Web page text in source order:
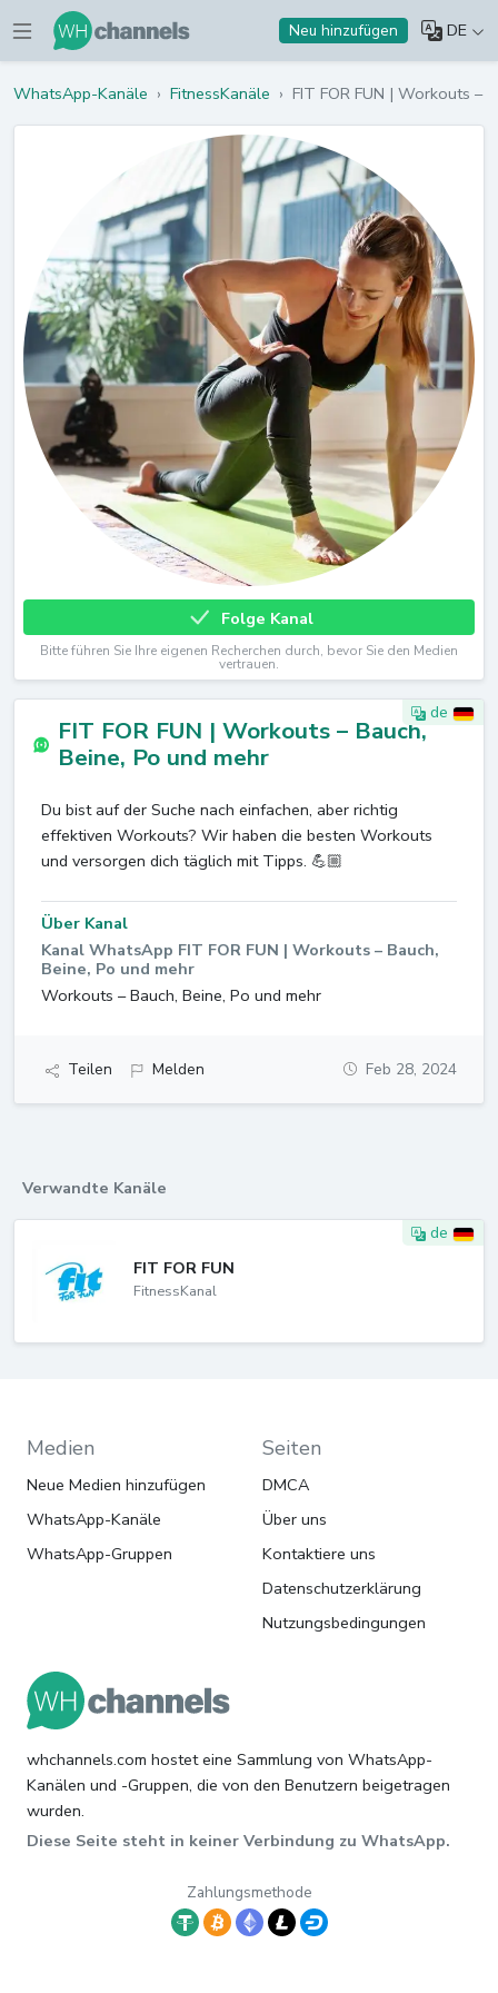
Neu hinzufügen DE
WhatsApp-Kanäle › FitnessKanäle › FIT FOR FUN | Workouts –
Folge Kanal
Bitte führen Sie Ihre eigenen Recherchen durch, bevor Sie den Medien
vertrauen.
de
FIT FOR FUN | Workouts – Bauch,
Beine, Po und mehr
Du bist auf der Suche nach einfachen, aber richtig
effektiven Workouts? Wir haben die besten Workouts
und versorgen dich täglich mit Tipps. 💪🏼
Über Kanal
Kanal WhatsApp FIT FOR FUN | Workouts – Bauch,
Beine, Po und mehr
Workouts – Bauch, Beine, Po und mehr
Teilen Melden Feb 28, 2024
Verwandte Kanäle
de
FIT FOR FUN
FitnessKanal
Medien
Neue Medien hinzufügen
WhatsApp-Kanäle
WhatsApp-Gruppen
Seiten
DMCA
Über uns
Kontaktiere uns
Datenschutzerklärung
Nutzungsbedingungen
whchannels.com hostet eine Sammlung von WhatsApp-
Kanälen und -Gruppen, die von den Benutzern beigetragen
wurden.
Diese Seite steht in keiner Verbindung zu WhatsApp.
Zahlungsmethode